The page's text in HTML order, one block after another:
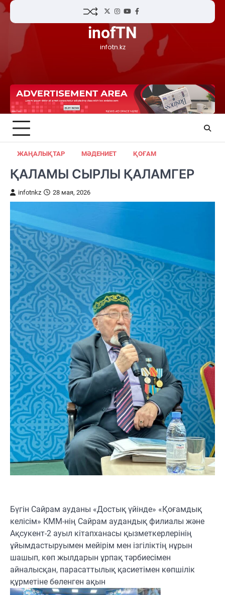
Skip
content
TwitterInstagram
YouTubeFacebook
inofTN
infotn.kz
ЖАҢАЛЫҚТАР МӘДЕНИЕТ ҚОҒАМ
ҚАЛАМЫ СЫРЛЫ ҚАЛАМГЕР
infotnkz 28 мая, 2026
Бүгін Сайрам ауданы «Достық үйінде» «Қоғамдық
келісім» КММ-нің Сайрам аудандық филиалы және
Ақсукент-2 ауыл кітапханасы қызметкерлерінің
ұйымдастыруымен мейірім мен ізгіліктің нұрын
шашып, көп жылдарын ұрпақ тәрбиесімен
айналысқан, парасаттылық қасиетімен көпшілік
құрметіне бөленген ақын